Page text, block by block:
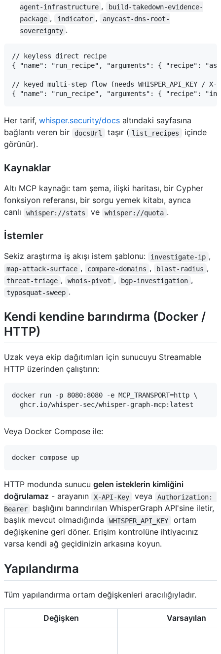
agent-infrastructure ,
build-takedown-evidence-
package , indicator ,
anycast-dns-root-
sovereignty .
// keyless direct recipe
{ "name": "run_recipe", "arguments": { "recipe":
// keyed multi-step flow (needs WHISPER_API_KEY / X-
Her tarif, whisper.security/docs altındaki sayfasına
bağlantı veren bir
docsUrl taşır ( list_recipes
içinde
görünür).
Kaynaklar
Altı MCP kaynağı: tam şema, ilişki haritası, bir Cypher
fonksiyon referansı, bir sorgu yemek kitabı, ayrıca
canlı
whisper://stats ve whisper://quota .
İstemler
Sekiz araştırma iş akışı istem şablonu: investigate-ip ,
map-attack-surface , compare-domains , blast-radius ,
threat-triage , whois-pivot , bgp-investigation ,
typosquat-sweep .
Kendi kendine barındırma (Docker /
HTTP)
Uzak veya ekip dağıtımları için sunucuyu Streamable
HTTP üzerinden çalıştırın:
docker run -p 8080:8080 -e MCP_TRANSPORT=http \
Veya Docker Compose ile:
HTTP modunda sunucu gelen isteklerin kimliğini
doğrulamaz - arayanın X-API-Key veya
Authorization:
Bearer
başlığını barındırılan WhisperGraph API'sine iletir,
başlık mevcut olmadığında
WHISPER_API_KEY
ortam
değişkenine geri döner. Erişim kontrolüne ihtiyacınız
varsa kendi ağ geçidinizin arkasına koyun.
Yapılandırma
Tüm yapılandırma ortam değişkenleri aracılığıyladır.
Değişken Varsayılan